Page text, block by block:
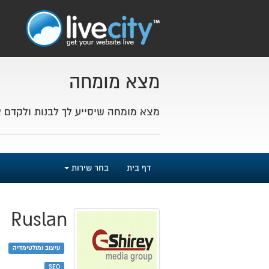
מצא מומחה
מצא מומחה שיסייע לך לבנות
דף בית בחר שירות
Ruslan
עיצוב ומולטימדיה
SEO